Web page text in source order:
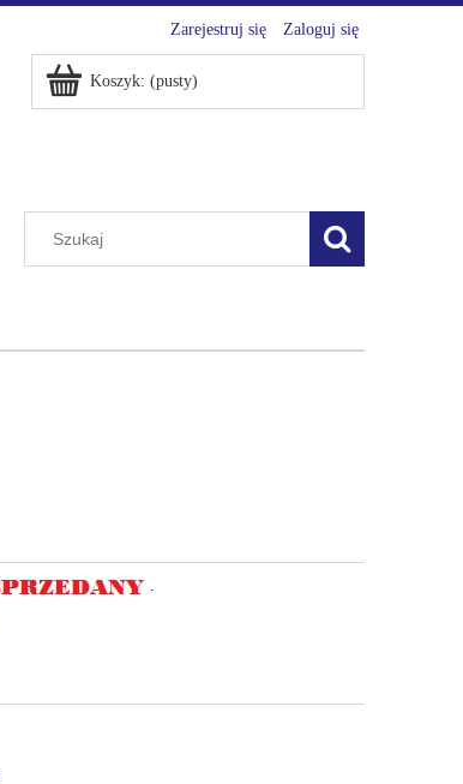
Zarejestruj się Zaloguj się
Koszyk: (pusty)